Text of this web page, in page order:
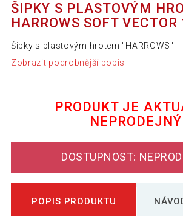
ŠIPKY S PLASTOVÝM
HARROWS SOFT VECTOR
Šipky s plastovým hrotem "HARROWS"
Zobrazit podrobnější popis
PRODUKT JE
NEPRODEJNÝ
DOSTUPNOST:
POPIS PRODUKTU